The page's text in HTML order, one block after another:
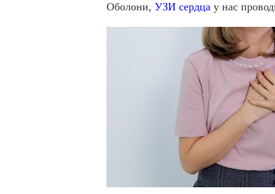
Оболони, УЗИ сердцау нас